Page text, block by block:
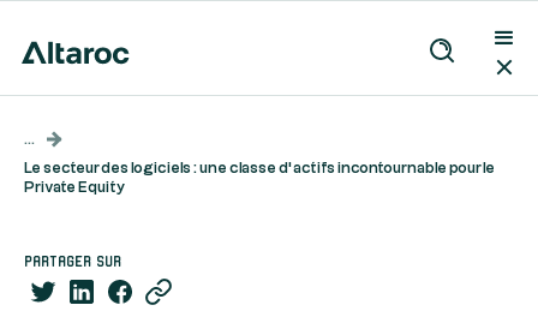
...
Le secteur des logiciels : une classe d’actifs incontournable pour le
Private Equity
partager sur